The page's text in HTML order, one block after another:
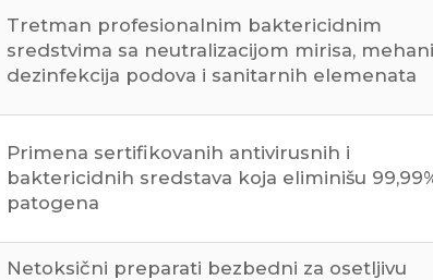
Tretman profesionalnim baktericidnim
sredstvima sa neutralizacijom mirisa,
dezinfekcija podova i sanitarnih elemenata
Primena sertifikovanih antivirusnih i
baktericidnih sredstava koja eliminišu
patogena
Netoksični preparati bezbedni za osetljivu